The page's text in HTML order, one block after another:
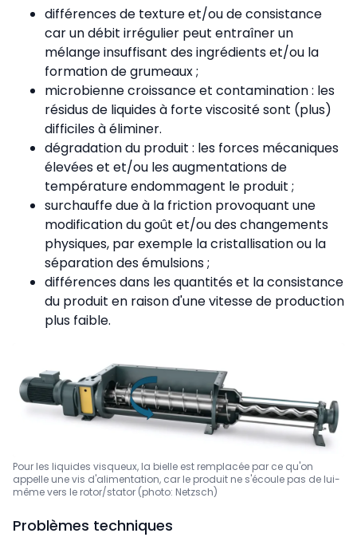
différences de texture et/ou de consistance
car un débit irrégulier peut entraîner un
mélange insuffisant des ingrédients et/ou la
formation de grumeaux ;
microbienne croissance et contamination : les
résidus de liquides à forte viscosité sont (plus)
difficiles à éliminer.
dégradation du produit : les forces mécaniques
élevées et et/ou les augmentations de
température endommagent le produit ;
surchauffe due à la friction provoquant une
modification du goût et/ou des changements
physiques, par exemple la cristallisation ou la
séparation des émulsions ;
différences dans les quantités et la consistance
du produit en raison d'une vitesse de production
plus faible.
Pour les liquides visqueux, la bielle est remplacée par ce qu'on
appelle une vis d'alimentation, car le produit ne s'écoule pas de lui-
même vers le rotor/stator (photo: Netzsch)
Problèmes techniques